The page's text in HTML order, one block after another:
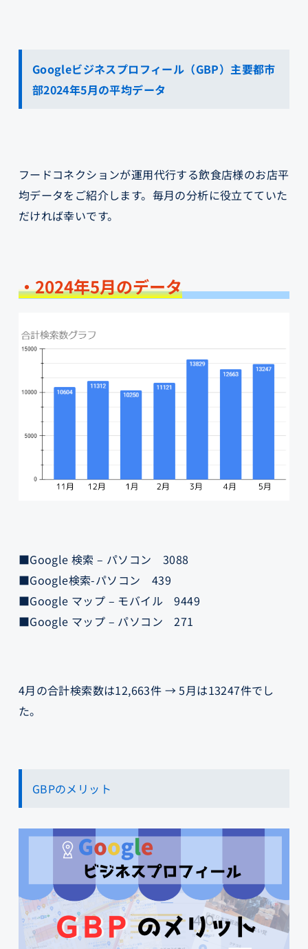
Googleビジネスプロフィール（GBP）主要都市
部2024年5月の平均データ
フードコネクションが運用代行する飲食店様のお店平
均データをご紹介します。毎月の分析に役立てていた
だければ幸いです。
・2024年5月のデータ
■Google 検索 – パソコン 3088
■Google検索-パソコン 439
■Google マップ – モバイル 9449
■Google マップ – パソコン 271
4月の合計検索数は12,663件 → 5月は13247件でし
た。
GBPのメリット